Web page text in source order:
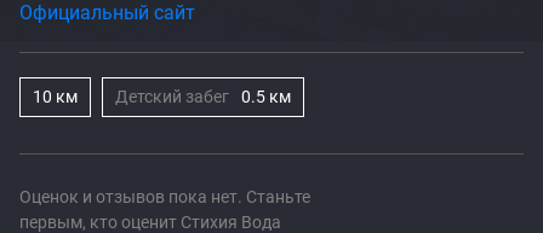
Оценок и отзывов пока нет. Станьте
первым, кто оценит Стихия Вода
Официальный сайт
10 км Детский забег 0.5 км